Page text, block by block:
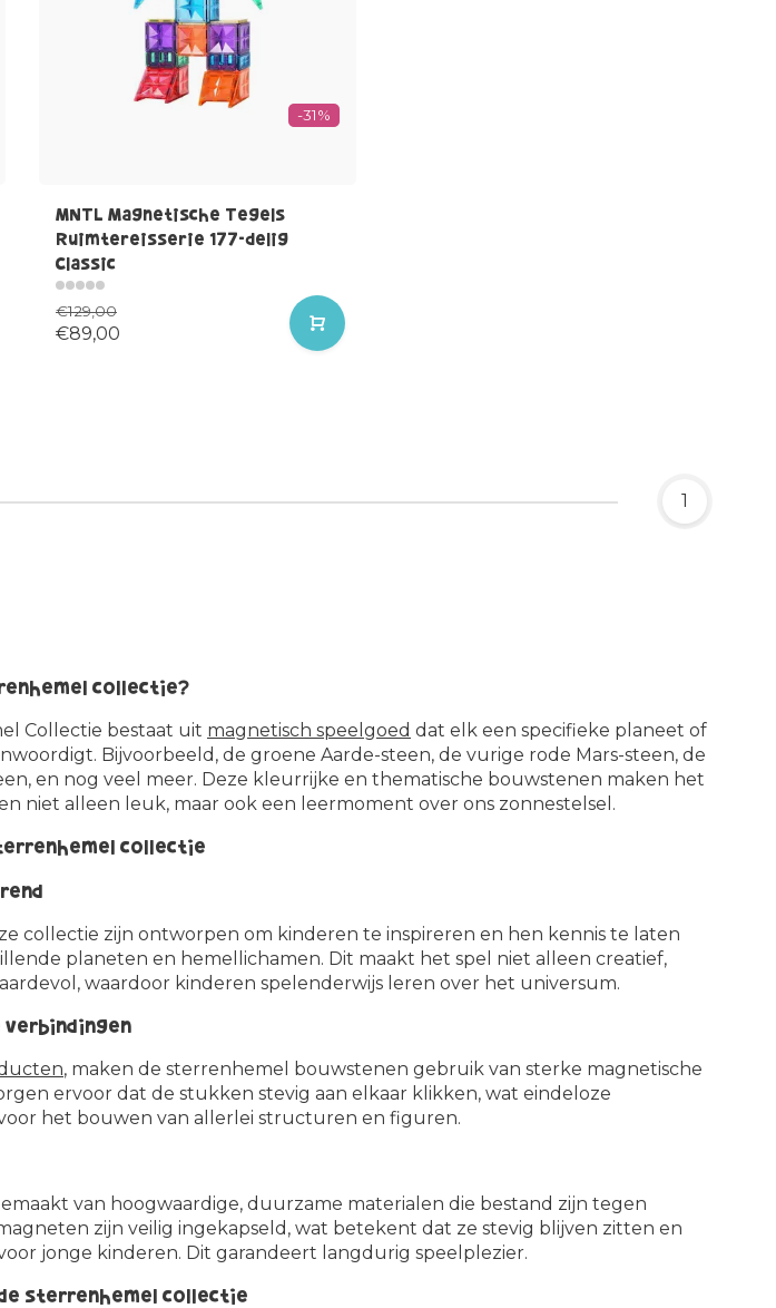
-31%
MNTL Magnetische Tegels
Ruimtereisserie 177-delig
Classic
€129,00
€89,00
1
collectie?
Collectie bestaat uit magnetisch speelgoed dat elk een specifieke planeet of
Bijvoorbeeld, de groene Aarde-steen, de vurige rode Mars-steen, de
en nog veel meer. Deze kleurrijke en thematische bouwstenen maken het
niet alleen leuk, maar ook een leermoment over ons zonnestelsel.
collectie
collectie zijn ontworpen om kinderen te inspireren en hen kennis te laten
planeten en hemellichamen. Dit maakt het spel niet alleen creatief,
waardoor kinderen spelenderwijs leren over het universum.
, maken de sterrenhemel bouwstenen gebruik van sterke magnetische
ervoor dat de stukken stevig aan elkaar klikken, wat eindeloze
het bouwen van allerlei structuren en figuren.
van hoogwaardige, duurzame materialen die bestand zijn tegen
zijn veilig ingekapseld, wat betekent dat ze stevig blijven zitten en
jonge kinderen. Dit garandeert langdurig speelplezier.
sterrenhemel collectie